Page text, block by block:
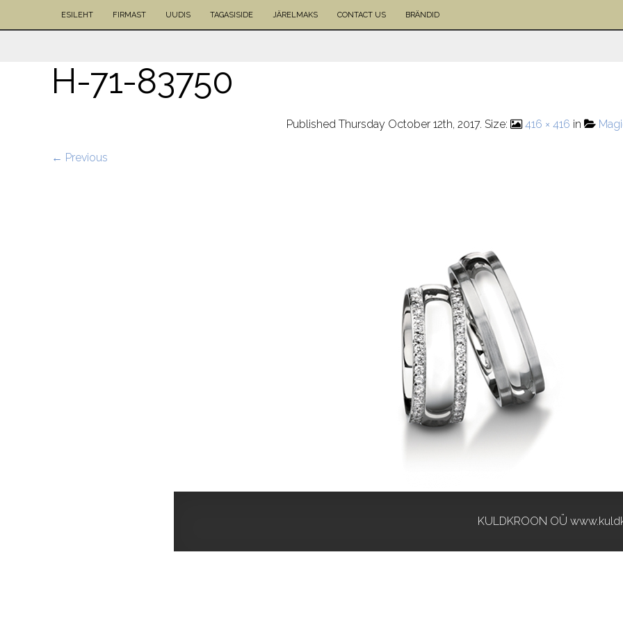
ESILEHT FIRMAST UUDIS TAGASISIDE JÄRELMAKS CONTACT US BRÄNDID
H-71-83750
PublishedThursday October 12th, 2017. Size: 416 × 416 in
← Previous
KULDKROON OÜ